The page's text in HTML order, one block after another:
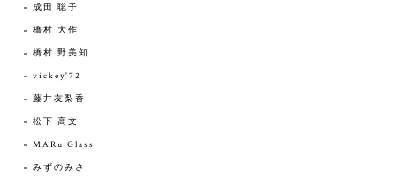
成田 聡子
橋村 大作
橋村 野美知
vickey'72
藤井友梨香
松下 高文
MARu Glass
みずのみさ